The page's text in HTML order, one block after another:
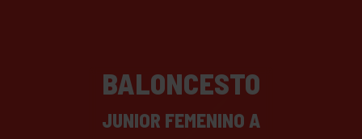
BALONCESTO
JUNIOR FEMENINO A